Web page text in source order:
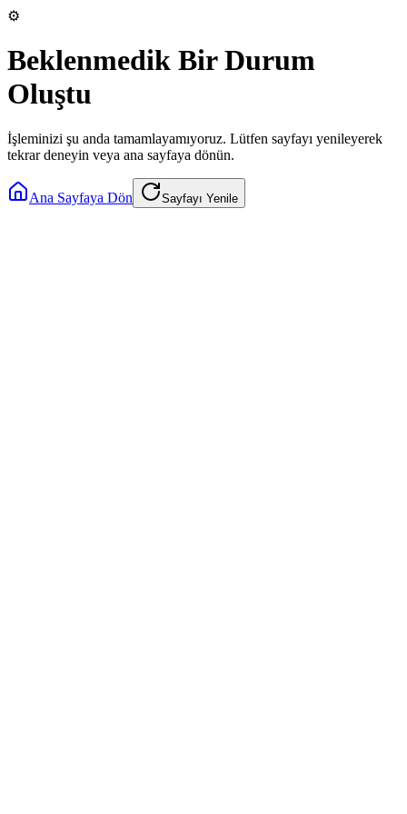
⚙️
Beklenmedik Bir Durum
Oluştu
İşleminizi şu anda tamamlayamıyoruz. Lütfen sayfayı yenileyerek
tekrar deneyin veya ana sayfaya dönün.
Ana Sayfaya Dön Sayfayı Yenile